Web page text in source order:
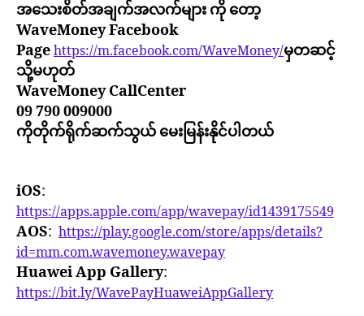
အသေးစိတ်အချက်အလက်များ ကို တော့
WaveMoney Facebook
Page https://m.facebook.com/WaveMoney/မှတဆင့်
သို့မဟုတ်
WaveMoney CallCenter
09 790 009000
ကိုတိုက်ရိုက်ဆက်သွယ် မေးမြန်းနိုင်ပါတယ်
iOS:
https://apps.apple.com/app/wavepay/id1439175549
AOS: https://play.google.com/store/apps/details?
id=mm.com.wavemoney.wavepay
Huawei App Gallery:
https://bit.ly/WavePayHuaweiAppGallery